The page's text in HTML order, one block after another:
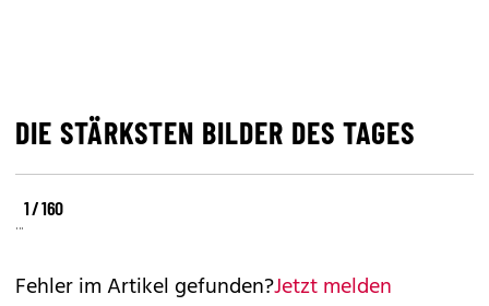
DIE STÄRKSTEN BILDER DES TAGES
1 / 160
©
REUTERS
©
REUTERS
©
REUTERS
Fehler im Artikel gefunden?Jetzt melden